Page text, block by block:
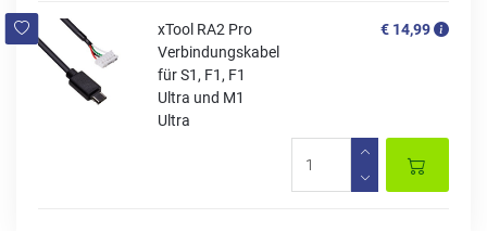
xTool RA2 Pro
Verbindungskabel
für S1, F1, F1
Ultra und M1
Ultra
€ 14,99